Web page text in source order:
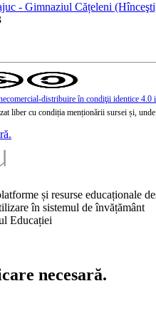
- Gimnaziul Cățeleni
distribuire în condiţii identice 4.0
liber cu condiția menționării sursei și,
și resurse educaționale
în sistemul de învățământ
Educației
necesară.